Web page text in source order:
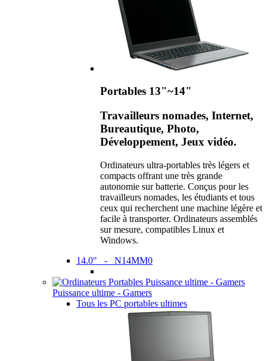
Portables 13"~14"
Travailleurs nomades, Internet,
Bureautique, Photo,
Développement, Jeux vidéo.
Ordinateurs ultra-portables très légers et
compacts offrant une très grande
autonomie sur batterie. Conçus pour les
travailleurs nomades, les étudiants et tous
ceux qui recherchent une machine légère et
facile à transporter. Ordinateurs assemblés
sur mesure, compatibles Linux et
Windows.
14.0" - N14MM0
Puissance ultime - Gamers
Tous les PC portables ultimes